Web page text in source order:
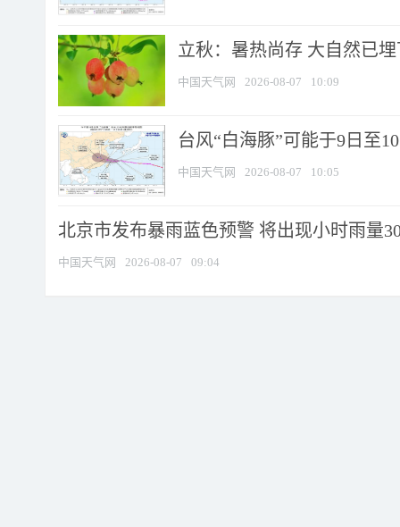
立秋：暑热尚存 大自然已
中国天气网 2026-08-07 10:09
台风“白海豚”可能于9日至
中国天气网 2026-08-07 10:05
北京市发布暴雨蓝色预警 将出现小时雨量
中国天气网 2026-08-07 09:04